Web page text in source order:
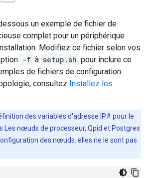
un exemple de fichier de
complet pour un périphérique
Modifiez ce fichier selon vos
-f à setup.sh pour inclure ce
de fichiers de configuration
consultez Installez les
des variables d'adresse IP# pour le
Les nœuds de processeur, Qpid et Postgres
des nœuds. elles ne le sont pas